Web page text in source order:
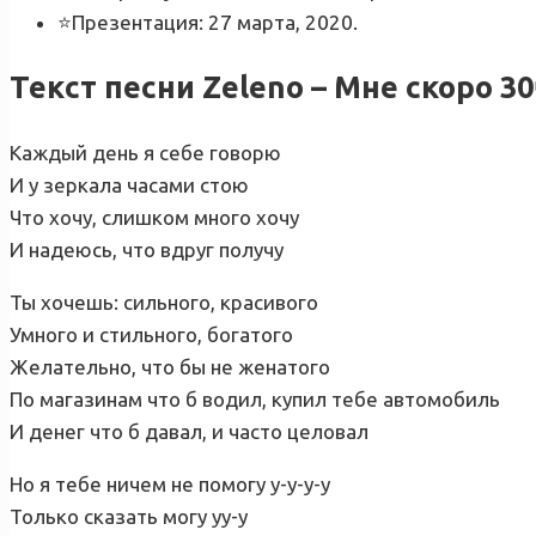
⭐Презентация: 27 марта, 2020.
Текст песни Zeleno – Мне скоро
Каждый день я себе говорю
И у зеркала часами стою
Что хочу, слишком много хочу
И надеюсь, что вдруг получу
Ты хочешь: сильного, красивого
Умного и стильного, богатого
Желательно, что бы не женатого
По магазинам что б водил, купил тебе автомобиль
И денег что б давал, и часто целовал
Но я тебе ничем не помогу у-у-у-у
Только сказать могу уу-у